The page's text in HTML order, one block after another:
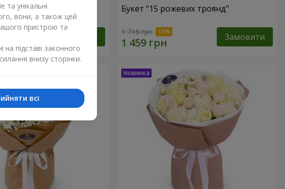
11 червоних троянд Букет "15 рожевих троянд"
1 716 грн Замовити
унікальні
вони, а також цей
пристрою та
підставі законного
внизу сторінки.
всі